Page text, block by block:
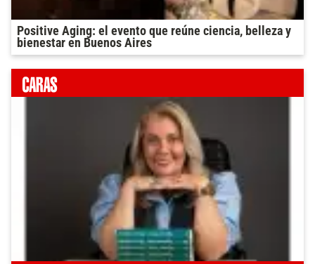
Positive Aging: el evento que reúne ciencia, belleza y
bienestar en Buenos Aires